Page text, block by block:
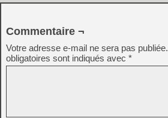
Commentaire ¬
Votre adresse e-mail ne sera pas publiée.
obligatoires sont indiqués avec *